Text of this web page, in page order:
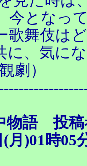
今となっ
歌舞伎は
に、気に
劇）
物語 投
(月)01時05